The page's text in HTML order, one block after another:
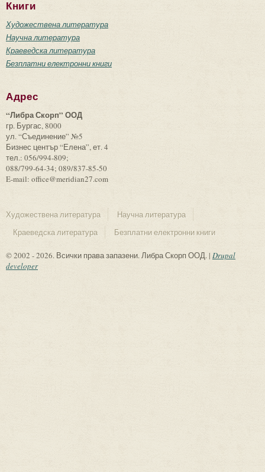
Книги
Художествена литература
Научна литература
Краеведска литература
Безплатни електронни книги
Адрес
“Либра Скорп” ООД
гр. Бургас, 8000
ул. “Съединение” №5
Бизнес център “Елена”, ет. 4
тел.: 056/994-809;
088/799-64-34; 089/837-85-50
E-mail: office@meridian27.com
Художествена литература
Научна литература
Краеведска литература
Безплатни електронни книги
© 2002 - 2026. Всички права запазени. Либра Скорп ООД. | Drupal
developer